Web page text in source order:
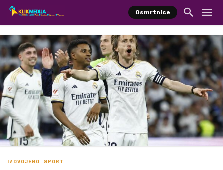
Osmrtnice
IZDVOJENO SPORT